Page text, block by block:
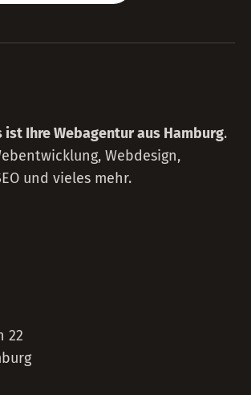
Ihre Webagentur aus Hamburg.
Webdesign,
und vieles mehr.
22